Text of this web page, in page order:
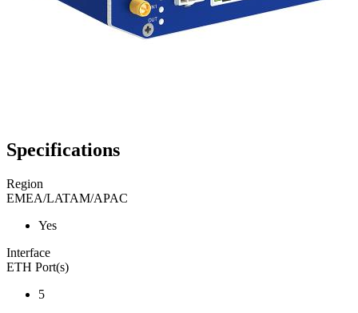
Specifications
Region
EMEA/LATAM/APAC
Yes
Interface
ETH Port(s)
5